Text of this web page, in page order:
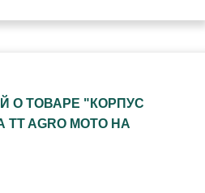
О ТОВАРЕ "КОРПУС
AGRO MOTO НА